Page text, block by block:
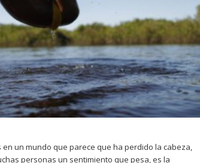
un mundo que parece que ha perdido la cabeza,
personas un sentimiento que pesa, es la